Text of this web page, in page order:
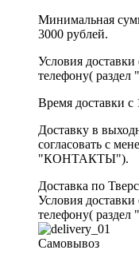
Минимальная
3000 рублей.
Условия
телефону(
Время доставки с
Доставку в
согласовать с
"КОНТАКТЫ").
Доставка по
Условия
телефону(
Самовывоз